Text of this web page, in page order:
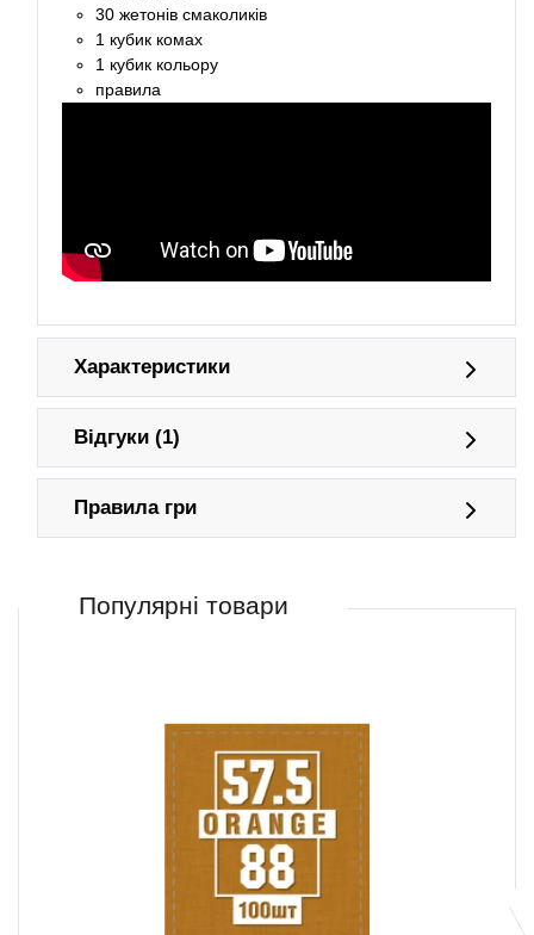
30 жетонів смаколиків
1 кубик комах
1 кубик кольору
правила
Характеристики
Відгуки (1)
Правила гри
Популярні товари